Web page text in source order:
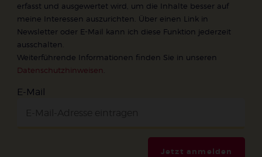
erfasst und ausgewertet wird, um die Inhalte besser auf
meine Interessen auszurichten. Über einen Link in
Newsletter oder E-Mail kann ich diese Funktion jederzeit
ausschalten.
Weiterführende Informationen finden Sie in unseren
Datenschutzhinweisen
E-Mail
Jetzt anmelden